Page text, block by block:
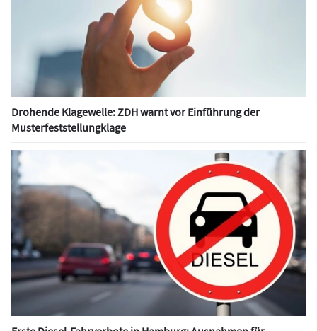
Drohende Klagewelle: ZDH warnt vor Einführung der
Musterfeststellungklage